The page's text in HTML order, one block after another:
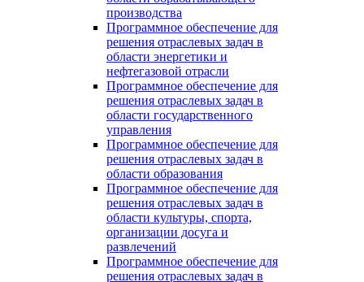
производства
Программное обеспечение для
решения отраслевых задач в
области энергетики и
нефтегазовой отрасли
Программное обеспечение для
решения отраслевых задач в
области государственного
управления
Программное обеспечение для
решения отраслевых задач в
области образования
Программное обеспечение для
решения отраслевых задач в
области культуры, спорта,
организации досуга и
развлечений
Программное обеспечение для
решения отраслевых задач в